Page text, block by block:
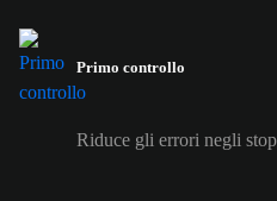
Primo controllo
Riduce gli errori negli